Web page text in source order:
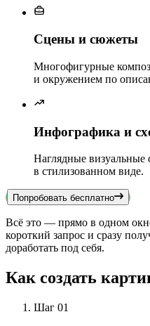
Сцены и сюжеты
Многофигурные
и окружением по
Инфографика и
Наглядные визуальные
в стилизованном виде.
Попробовать бесплатно
Всё это — прямо в одном
короткий запрос и сразу
доработать под себя.
Как создать
Шаг 01